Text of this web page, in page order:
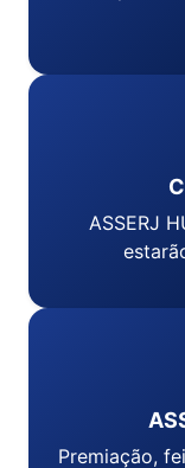
ASSERJ
Premiação,